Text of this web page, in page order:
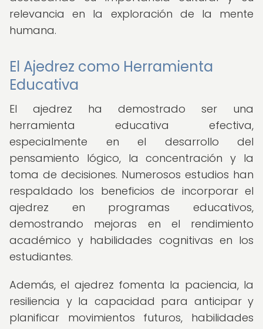
relevancia en la exploración de la mente
humana.
El Ajedrez como Herramienta
Educativa
El ajedrez ha demostrado ser una
herramienta educativa efectiva,
especialmente en el desarrollo del
pensamiento lógico, la concentración y la
toma de decisiones. Numerosos estudios han
respaldado los beneficios de incorporar el
ajedrez en programas educativos,
demostrando mejoras en el rendimiento
académico y habilidades cognitivas en los
estudiantes.
Además, el ajedrez fomenta la paciencia, la
resiliencia y la capacidad para anticipar y
planificar movimientos futuros, habilidades